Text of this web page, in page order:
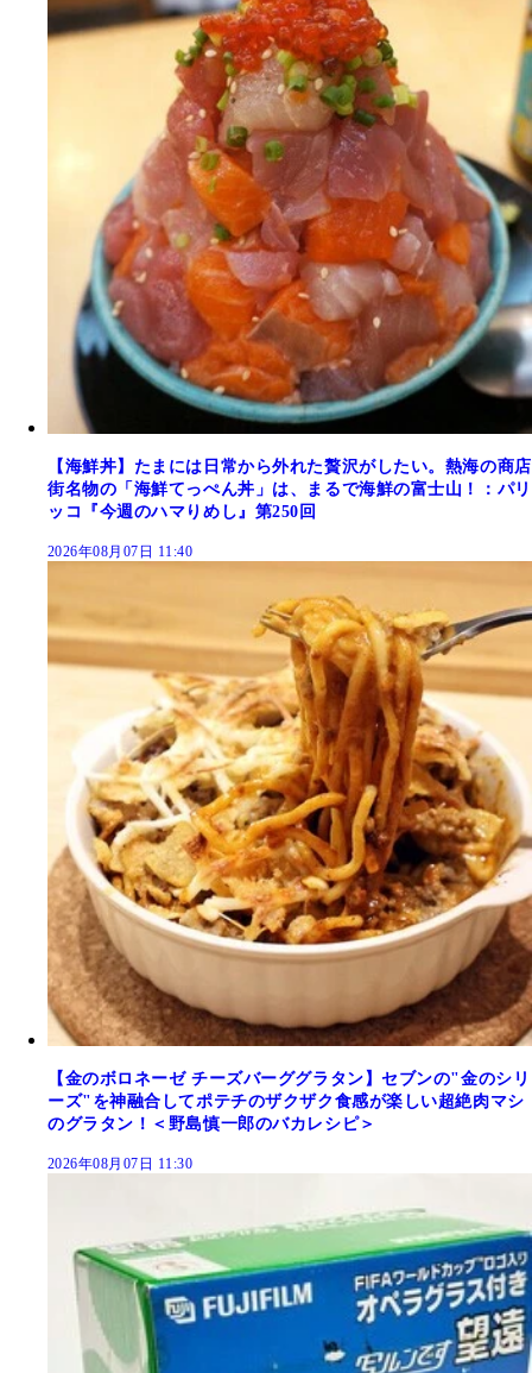
【海鮮丼】たまには日常から外れた贅沢がしたい。熱海の商店
街名物の「海鮮てっぺん丼」は、まるで海鮮の富士山！：パリ
ッコ『今週のハマりめし』第250回
2026年08月07日 11:40
【金のボロネーゼ チーズバーググラタン】セブンの"金のシリ
ーズ"を神融合してポテチのザクザク食感が楽しい超絶肉マシ
のグラタン！＜野島慎一郎のバカレシピ＞
2026年08月07日 11:30